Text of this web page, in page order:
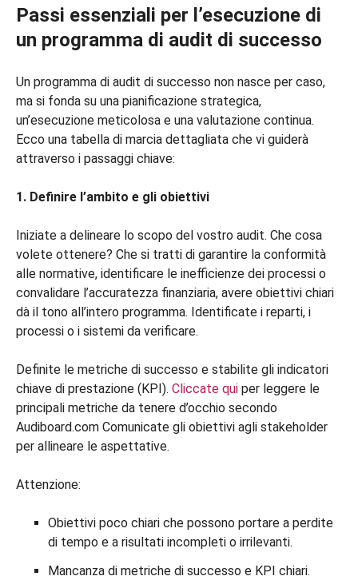
Passi essenziali per l’esecuzione di
un programma di audit di successo
Un programma di audit di successo non nasce per caso,
ma si fonda su una pianificazione strategica,
un’esecuzione meticolosa e una valutazione continua.
Ecco una tabella di marcia dettagliata che vi guiderà
attraverso i passaggi chiave:
1. Definire l’ambito e gli obiettivi
Iniziate a delineare lo scopo del vostro audit. Che cosa
volete ottenere? Che si tratti di garantire la conformità
alle normative, identificare le inefficienze dei processi o
convalidare l’accuratezza finanziaria, avere obiettivi chiari
dà il tono all’intero programma. Identificate i reparti, i
processi o i sistemi da verificare.
Definite le metriche di successo e stabilite gli indicatori
chiave di prestazione (KPI). Cliccate qui per leggere le
principali metriche da tenere d’occhio secondo
Audiboard.com Comunicate gli obiettivi agli stakeholder
per allineare le aspettative.
Attenzione:
Obiettivi poco chiari che possono portare a perdite
di tempo e a risultati incompleti o irrilevanti.
Mancanza di metriche di successo e KPI chiari.